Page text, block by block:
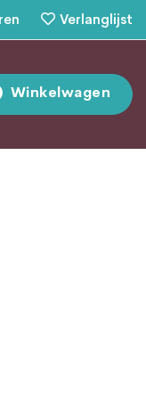
Verlanglijst
Winkelwagen